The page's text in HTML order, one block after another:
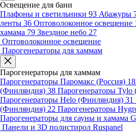
Освещение для бани
Плафоны и светильники 93 Абажуры
ленты 36 Оптоволоконное освещение
хамама 79 Звездное небо 27
Оптоволоконное освещение
Парогенераторы для хаммам
Парогенераторы для хаммам
Парогенераторы Паромакс (Россия)
(Финляндия) 38 Парогенераторы
Парогенераторы Helo (Финляндия) 31
(Финляндия) 22 Парогенераторы
Парогенераторы для сауны и хамама
Панели и 3D полистирол Ruspanel